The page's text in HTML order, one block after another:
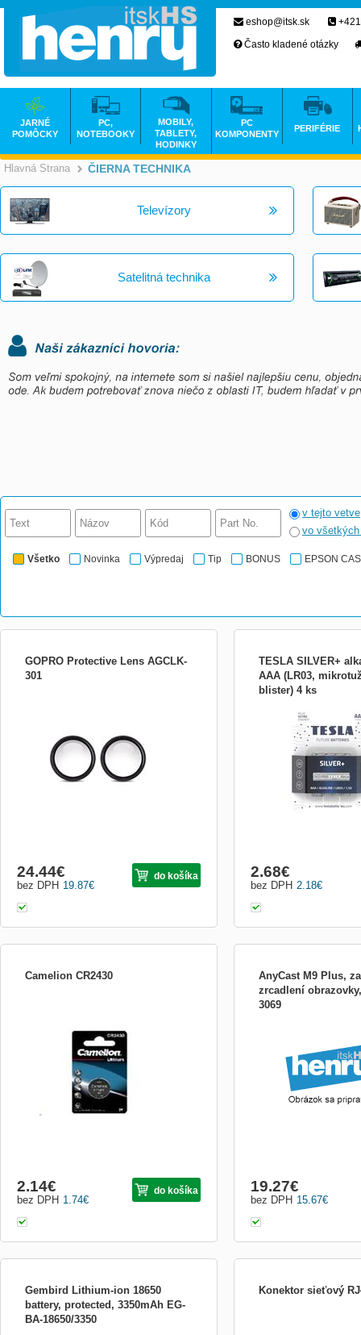
Hlavná Strana >
ČIERNA TECHNIKA
Televízory
Satelitná technika
v tejto vetve
vo
Všetko Novinka Výpredaj Tip BONUS EPSON
GOPRO Protective Lens AGCLK-
301
obalu. Je ideálny pre použitie s The
Frame, alebo použitie len z ruky. Balenie
obsahuje: 2x ochranné skl
19.87€
bez DPH
24.44€ do košíka
TESLA SILVER+
AAA (LR03,
blister) 4 ks
Alkalické baterie formátu
1,5 V. Řada SILVER+
baterie určené pro
dlouhodobým vysokým
elektrické energie.
volbu pr...
2.18€
bez DPH
2.68€
Camelion CR2430
1.74€
bez DPH
2.14€ do košíka
AnyCast M9 Plus,
zrcadlení
3069
15.67€
bez DPH
19.27€
Gembird Lithium-ion 18650
battery, protected, 3350mAh EG-
BA-18650/3350
Konektor sieťový
eshop@itsk.sk
Často kladené otázky
JARNÉ
POMÔCKY
PC,
NOTEBOOKY
MOBILY,
TABLETY,
HODINKY
PC
KOMPONENTY
PERIFÉRIE